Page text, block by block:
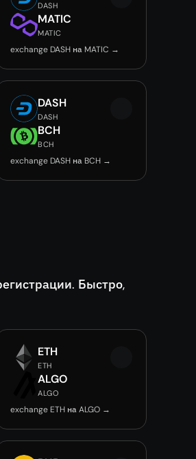
DASH
MATIC
MATIC
exchange DASH на MATIC →
DASH
DASH
BCH
BCH
exchange DASH на BCH →
Быстро,
ETH
ETH
ALGO
ALGO
exchange ETH на ALGO →